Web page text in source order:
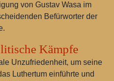
von Gustav Wasa im
Befürworter der
Kämpfe
Unzufriedenheit, um seine
Luthertum einführte und